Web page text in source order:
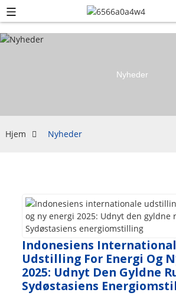
Nyheder
Hjem Nyheder
Indonesiens
Udstilling For Energi Og
2025: Udnyt Den Gyldne
Sydøstasiens